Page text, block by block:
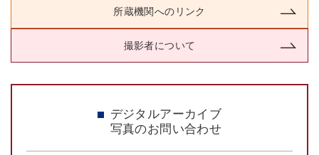
所蔵機関へのリンク
撮影者について
デジタルアーカイブ
写真のお問い合わせ